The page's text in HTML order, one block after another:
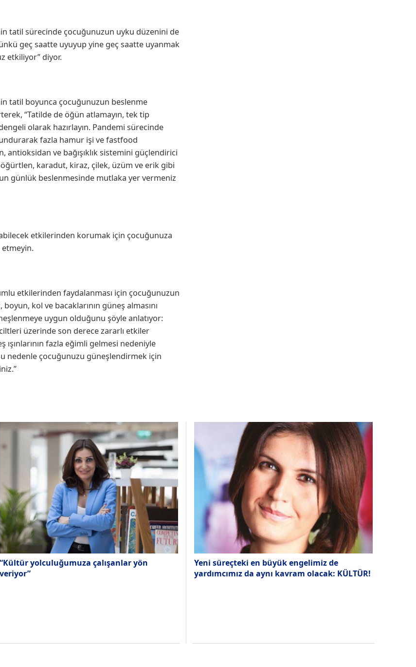
tatil sürecinde çocuğunuzun uyku düzenini de
geç saatte uyuyup yine geç saatte uyanmak
etkiliyor” diyor.
tatil boyunca çocuğunuzun beslenme
“Tatilde de öğün atlamayın, tek tip
olarak hazırlayın. Pandemi sürecinde
fazla hamur işi ve fastfood
antioksidan ve bağışıklık sistemini güçlendirici
karadut, kiraz, çilek, üzüm ve erik gibi
günlük beslenmesinde mutlaka yer vermeniz
etkilerinden korumak için çocuğunuza
etmeyin.
etkilerinden faydalanması için çocuğunuzun
kol ve bacaklarının güneş almasını
uygun olduğunu şöyle anlatıyor:
üzerinde son derece zararlı etkiler
fazla eğimli gelmesi nedeniyle
nedenle çocuğunuzu güneşlendirmek için
“Kültür yolculuğumuza çalışanlar yön
veriyor”
Yeni süreçteki en büyük engelimiz de
yardımcımız da aynı kavram olacak: KÜLTÜR!